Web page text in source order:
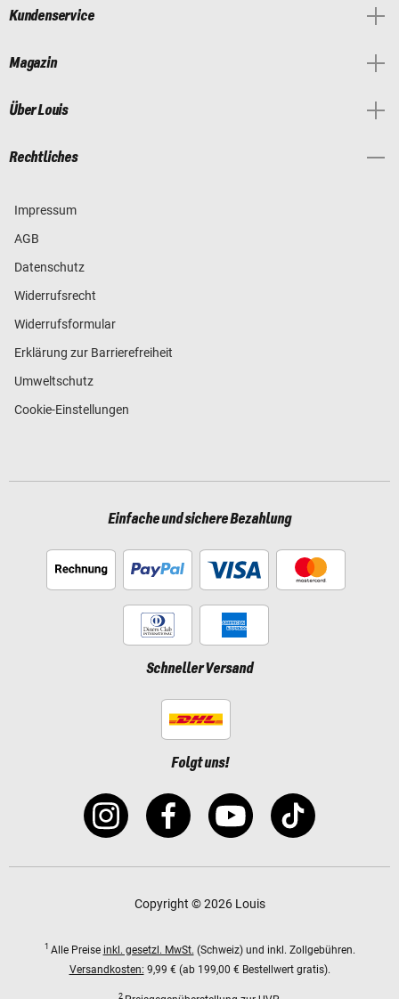
Kundenservice
Magazin
Über Louis
Rechtliches
Impressum
AGB
Datenschutz
Widerrufsrecht
Widerrufsformular
Erklärung zur Barrierefreiheit
Umweltschutz
Cookie-Einstellungen
Einfache und sichere Bezahlung
Schneller Versand
Folgt uns!
Copyright © 2026 Louis
1 Alle Preise inkl. gesetzl. MwSt. (Schweiz) und inkl. Zollgebühren.
Versandkosten: 9,99 € (ab 199,00 € Bestellwert gratis).
2